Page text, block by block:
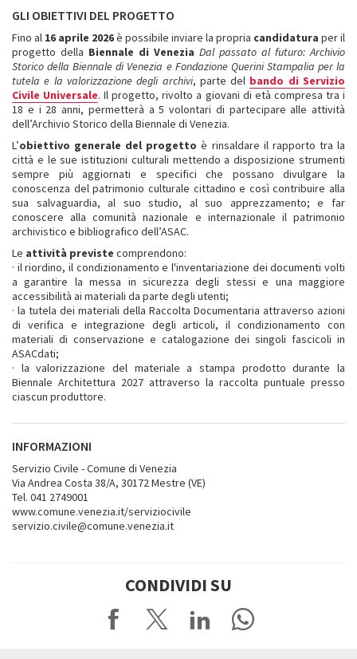
GLI OBIETTIVI DEL PROGETTO
Fino al 16 aprile 2026è possibile inviare la propria candidatura per il
progetto della Biennale di Venezia Dal passato al futuro: Archivio
Storico della Biennale di Venezia e Fondazione Querini Stampalia per la
tutela e la valorizzazione degli archivi, parte del bando di Servizio
Civile Universale. Il progetto, rivolto a giovani di età compresa tra i
18 e i 28 anni, permetterà a 5 volontari di partecipare alle attività
dell’Archivio Storico della Biennale di Venezia.
L’obiettivo generale del progetto è rinsaldare il rapporto tra la
città e le sue istituzioni culturali mettendo a disposizione strumenti
sempre più aggiornati e specifici che possano divulgare la
conoscenza del patrimonio culturale cittadino e così contribuire alla
sua salvaguardia, al suo studio, al suo apprezzamento; e far
conoscere alla comunità nazionale e internazionale il patrimonio
archivistico e bibliografico dell’ASAC.
Le attività previste comprendono:
· il riordino, il condizionamento e l'inventariazione dei documenti volti
a garantire la messa in sicurezza degli stessi e una maggiore
accessibilità ai materiali da parte degli utenti;
· la tutela dei materiali della Raccolta Documentaria attraverso azioni
di verifica e integrazione degli articoli, il condizionamento con
materiali di conservazione e catalogazione dei singoli fascicoli in
ASACdati;
· la valorizzazione del materiale a stampa prodotto durante la
Biennale Architettura 2027 attraverso la raccolta puntuale presso
ciascun produttore.
INFORMAZIONI
Servizio Civile - Comune di Venezia
Via Andrea Costa 38/A, 30172 Mestre (VE)
Tel. 041 2749001
www.comune.venezia.it/serviziocivile
servizio.civile@comune.venezia.it
CONDIVIDI SU